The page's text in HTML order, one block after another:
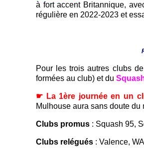
à fort accent Britannique,
régulière en 2022-2023 et
Pour les trois autres clubs
formées au club) et du
☛ La 1ère journée en un
Mulhouse aura sans doute
Clubs promus : Squash 95,
Clubs relégués : Valence,